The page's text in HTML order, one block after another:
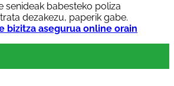
senideak babesteko poliza
dezakezu, paperik gabe.
bizitza asegurua online orain